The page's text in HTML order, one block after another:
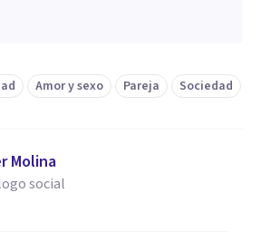
Amor y sexo Pareja Sociedad
Molina
social